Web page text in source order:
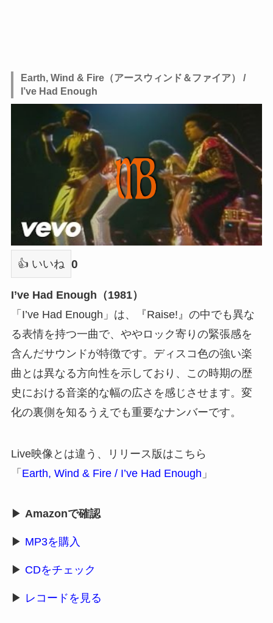
Earth, Wind & Fire（アースウィンド＆ファイア） /
I’ve Had Enough
👍 いいね 0
I’ve Had Enough（1981）
「I’ve Had Enough」は、『Raise!』の中でも異な
る表情を持つ一曲で、ややロック寄りの緊張感を
含んだサウンドが特徴です。ディスコ色の強い楽
曲とは異なる方向性を示しており、この時期の歴
史における音楽的な幅の広さを感じさせます。変
化の裏側を知るうえでも重要なナンバーです。
Live映像とは違う、リリース版はこちら
「 Earth, Wind & Fire / I’ve Had Enough 」
▶ Amazonで確認
▶ MP3を購入
▶ CDをチェック
▶ レコードを見る